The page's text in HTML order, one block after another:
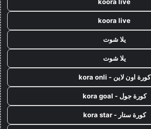
koora live
koora live
يلا شوت
يلا شوت
كورة اون لاين - kora onli
كورة جول - kora goal
كورة ستار - kora star